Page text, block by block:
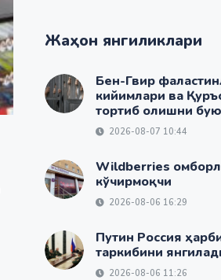
Жаҳон янгиликлари
Бен-Гвир
кийимлари ва
тортиб олишни
2026-08-07 10:44
Wildberries
кўчирмоқчи
2026-08-06 16:29
Путин Россия
таркибини
2026-08-06 11:26